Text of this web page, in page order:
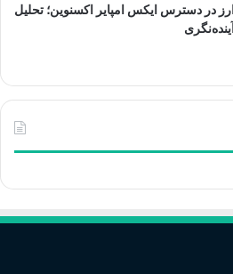
در دسترس ایکس امپایر اکسنوین؛ تحلیل